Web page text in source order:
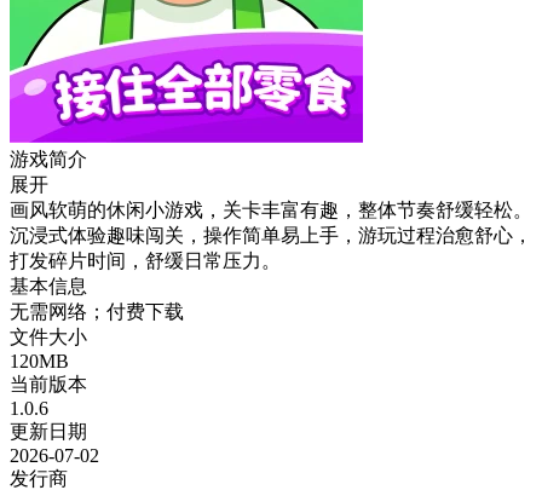
游戏简介
展开
画风软萌的休闲小游戏，关卡丰富有趣，整体节奏舒缓轻松。
沉浸式体验趣味闯关，操作简单易上手，游玩过程治愈舒心，
打发碎片时间，舒缓日常压力。
基本信息
无需网络；付费下载
文件大小
120MB
当前版本
1.0.6
更新日期
2026-07-02
发行商